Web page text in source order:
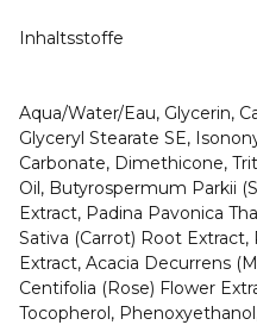
Inhaltsstoffe
Aqua/Water/Eau, Glycerin,
Glyceryl Stearate SE,
Carbonate, Dimethicone,
Oil, Butyrospermum Parkii
Extract, Padina Pavonica
Sativa (Carrot) Root
Extract, Acacia Decurrens
Centifolia (Rose) Flower
Tocopherol,